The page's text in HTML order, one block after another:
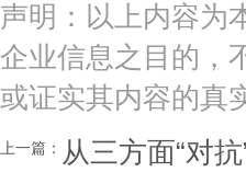
声明：以上内容为
企业信息之目的，
或证实其内容的真
上一篇： 从三方面“对